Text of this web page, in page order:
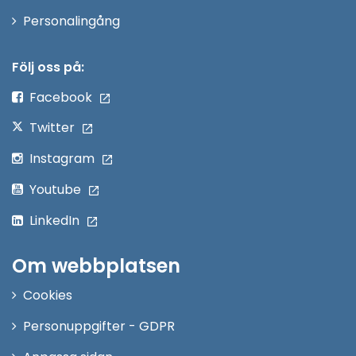
PersonalingångÖppna
Följ oss på:
Facebook
Twitter
Instagram
Youtube
LinkedIn
Om webbplatsen
Cookies
Personuppgifter - GDPR